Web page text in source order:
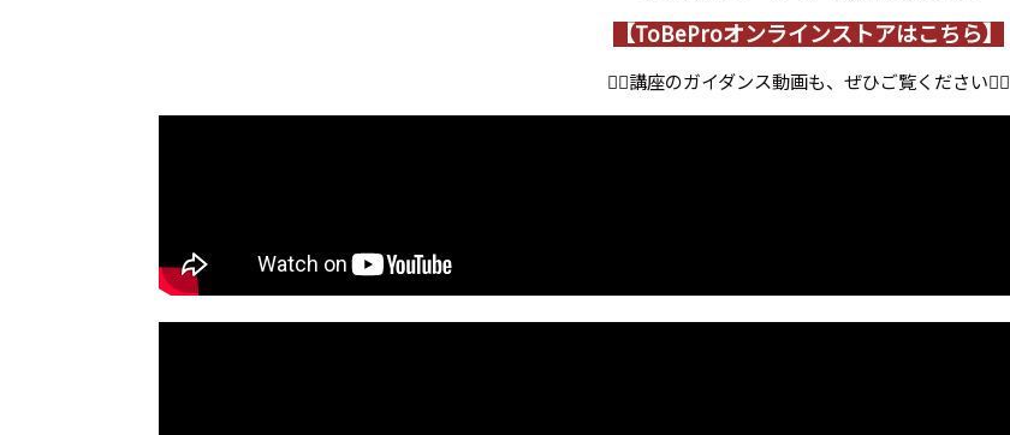
【ToBeProオンラインストアはこちら】
👇🏻講座のガイダンス動画も、ぜひご覧ください👇🏻